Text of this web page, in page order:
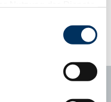
weiterhin nutzen.
281
280.6
1.3